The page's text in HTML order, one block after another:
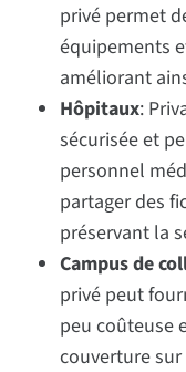
privé permet
équipements
améliorant
Hôpitaux:
sécurisée et
personnel
partager des
préservant la
Campus de
privé peut
peu coûteuse
couverture